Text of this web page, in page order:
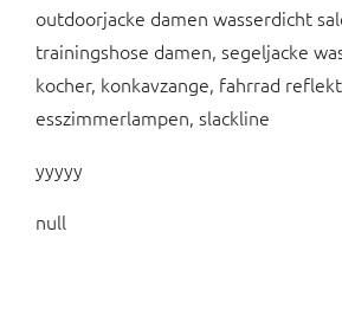
outdoorjacke damen wasserdicht
trainingshose damen, segeljacke
kocher, konkavzange, fahrrad
esszimmerlampen, slackline
yyyyy
null